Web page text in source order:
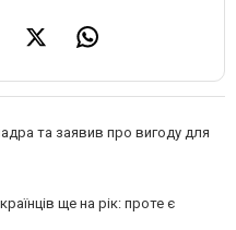
та заявив про вигоду для
ще на рік: проте є